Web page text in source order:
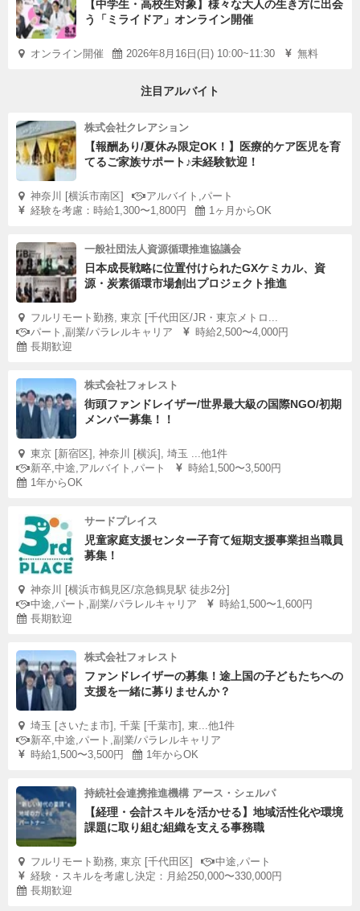
【中学生・高校生対象】様々な大人の生き方に出会
う「ミライドア」オンライン開催
オンライン開催 2026年8月16日(日) 10:00~11:30 無料
注目アルバイト
株式会社クレアション
【報酬あり/夏休み限定OK！】医療的ケア医児を育
てるご家族サポート♪未経験歓迎！
神奈川 [横浜市南区]
アルバイト,パート
経験を考慮：時給1,300〜1,800円
1ヶ月からOK
一般社団法人資源循環推進協議会
日本成長戦略に位置付けられたGXケミカル、資
源・炭素循環市場創出プロジェクト推進
フルリモート勤務, 東京 [千代田区/JR・東京メトロ...
パート,副業/パラレルキャリア
時給2,500〜4,000円
長期歓迎
株式会社フォレスト
街頭ファンドレイザー/世界最大級の国際NGO/初期
メンバー募集！！
東京 [新宿区], 神奈川 [横浜], 埼玉 ...他1件
新卒,中途,アルバイト,パート
時給1,500〜3,500円
1年からOK
サードプレイス
児童家庭支援センター子育て短期支援事業担当職員
募集！
神奈川 [横浜市鶴見区/京急鶴見駅 徒歩2分]
中途,パート,副業/パラレルキャリア
時給1,500〜1,600円
長期歓迎
株式会社フォレスト
ファンドレイザーの募集！途上国の子どもたちへの
支援を一緒に募りませんか？
埼玉 [さいたま市], 千葉 [千葉市], 東...他1件
新卒,中途,パート,副業/パラレルキャリア
時給1,500〜3,500円
1年からOK
持続社会連携推進機構 アース・シェルパ
【経理・会計スキルを活かせる】地域活性化や環境
課題に取り組む組織を支える事務職
フルリモート勤務, 東京 [千代田区]
中途,パート
経験・スキルを考慮し決定：月給250,000〜330,000円
長期歓迎